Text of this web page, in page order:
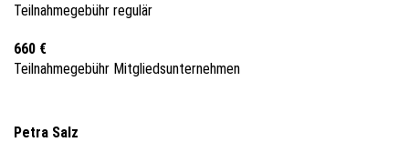
Teilnahmegebühr regulär
660 €
Teilnahmegebühr Mitgliedsunternehmen
Petra Salz